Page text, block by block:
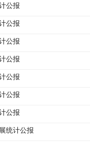
公报
公报
公报
公报
公报
公报
公报
统计公报